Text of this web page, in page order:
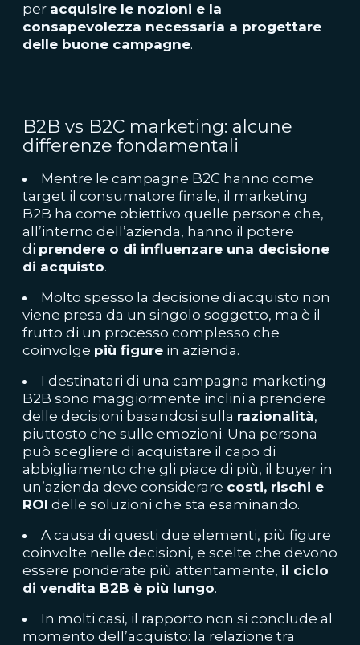
per acquisire le nozioni e la
consapevolezza necessaria a progettare
delle buone campagne.
B2B vs B2C marketing: a lcune
differenze fondamentali
Mentre le campagne B2C hanno come
target il consumatore finale, il marketing
B2B ha come obiettivo quelle persone che,
all’interno dell’azienda, hanno il potere
di prendere o di influenzare una decisione
di acquisto.
Molto spesso la decisione di acquisto non
viene presa da un singolo soggetto, ma è il
frutto di un processo complesso che
coinvolge più figure in azienda.
I destinatari di una campagna marketing
B2B sono maggiormente inclini a prendere
delle decisioni basandosi sulla razionalità,
piuttosto che sulle emozioni. Una persona
può scegliere di acquistare il capo di
abbigliamento che gli piace di più, il buyer in
un’azienda deve considerare costi, rischi e
ROI delle soluzioni che sta esaminando.
A causa di questi due elementi, più figure
coinvolte nelle decisioni, e scelte che devono
essere ponderate più attentamente, il ciclo
di vendita B2B è più lungo.
In molti casi, il rapporto non si conclude al
momento dell’acquisto: la relazione tra